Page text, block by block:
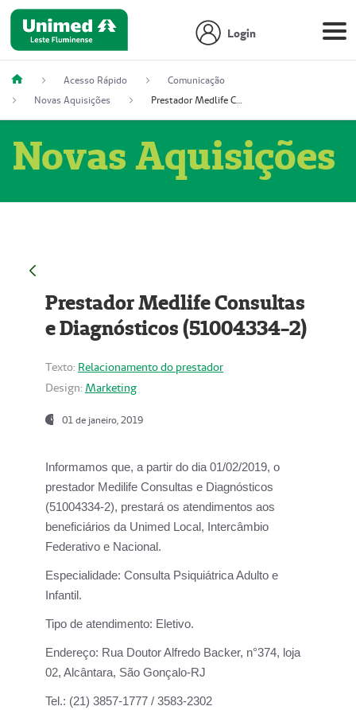
Login
Acesso Rápido
Comunicação
Novas Aquisições
Prestador Medlife Consultas e Diagnósticos (51004334-2)
Novas Aquisições
Prestador Medlife Consultas
e Diagnósticos (51004334-2)
Texto: Relacionamento do prestador
Design: Marketing
01 de janeiro, 2019
Informamos que, a partir do dia 01/02/2019, o
prestador Medilife Consultas e Diagnósticos
(51004334-2), prestará os atendimentos aos
beneficiários da Unimed Local, Intercâmbio
Federativo e Nacional.
Especialidade: Consulta Psiquiátrica Adulto e
Infantil.
Tipo de atendimento: Eletivo.
Endereço: Rua Doutor Alfredo Backer, n°374, loja
02, Alcântara, São Gonçalo-RJ
Tel.: (21) 3857-1777 / 3583-2302